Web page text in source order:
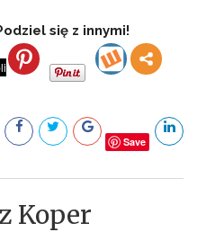
się z innymi!
Save
Koper